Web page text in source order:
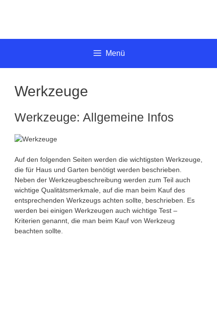
Menü
Werkzeuge
Werkzeuge: Allgemeine Infos
Auf den folgenden Seiten werden die wichtigsten Werkzeuge,
die für Haus und Garten benötigt werden beschrieben.
Neben der Werkzeugbeschreibung werden zum Teil auch
wichtige Qualitätsmerkmale, auf die man beim Kauf des
entsprechenden Werkzeugs achten sollte, beschrieben. Es
werden bei einigen Werkzeugen auch wichtige Test –
Kriterien genannt, die man beim Kauf von Werkzeug
beachten sollte.